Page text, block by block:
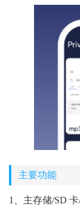
主要功能
1、主存储/SD